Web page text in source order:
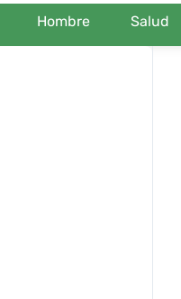
Hombre Salud